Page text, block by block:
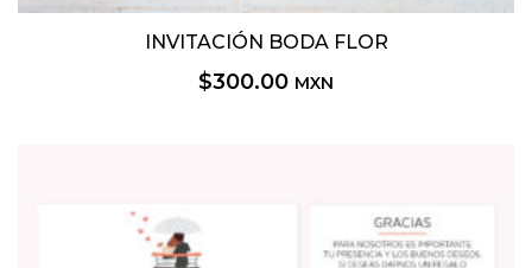
INVITACIÓN BODA FLOR
$300.00 MXN